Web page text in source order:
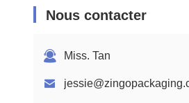
Nous contacter
Miss. Tan